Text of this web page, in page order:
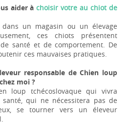
aider àchoisir votre au chiot de
un magasin ou un élevage
ces chiots présentent
santé et de comportement. De
ces mauvaises pratiques.
responsable de Chien loup
moi ?
loup tchécoslovaque qui vivra
qui ne nécessitera pas de
se tourner vers un éleveur